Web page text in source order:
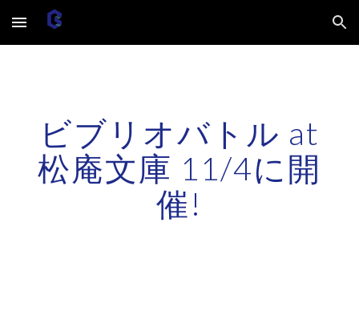
Skip to main content Skip to navigation
ビブリオバトル at
松庵文庫 11/4に開
催!